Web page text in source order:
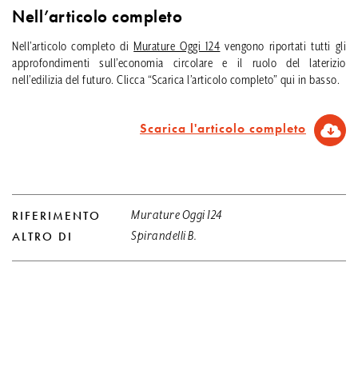
Nell’articolo completo
Nell’articolo completo di Murature Oggi 124 vengono riportati tutti gli
approfondimenti sull’economia circolare e il ruolo del laterizio
nell’edilizia del futuro. Clicca “Scarica l’articolo completo” qui in basso.
Scarica l'articolo completo
RIFERIMENTO Murature Oggi 124
ALTRO DI Spirandelli B.